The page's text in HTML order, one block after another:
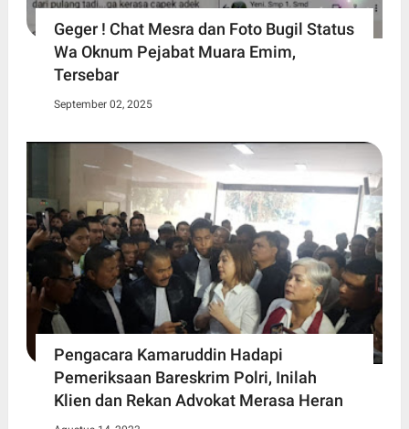
Geger ! Chat Mesra dan Foto Bugil Status
Wa Oknum Pejabat Muara Emim,
Tersebar
September 02, 2025
Pengacara Kamaruddin Hadapi
Pemeriksaan Bareskrim Polri, Inilah
Klien dan Rekan Advokat Merasa Heran